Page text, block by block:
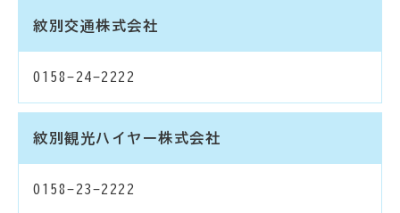
紋別交通株式会社
0158-24-2222
紋別観光ハイヤー株式会社
0158-23-2222